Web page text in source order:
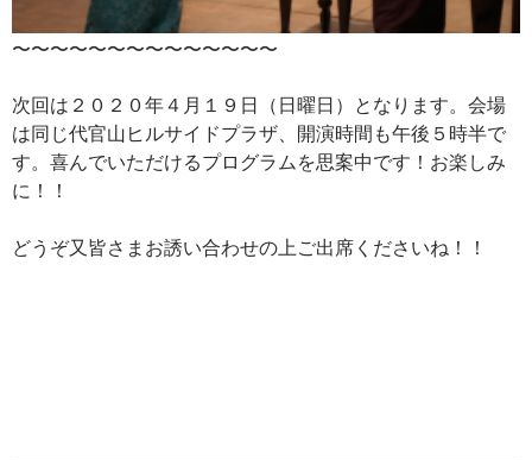
〜〜〜〜〜〜〜〜〜〜〜〜〜〜
次回は２０２０年４月１９日（日曜日）となります。会場
は同じ代官山ヒルサイドプラザ、開演時間も午後５時半で
す。喜んでいただけるプログラムを思案中です！お楽しみ
に！！
どうぞ又皆さまお誘い合わせの上ご出席くださいね！！